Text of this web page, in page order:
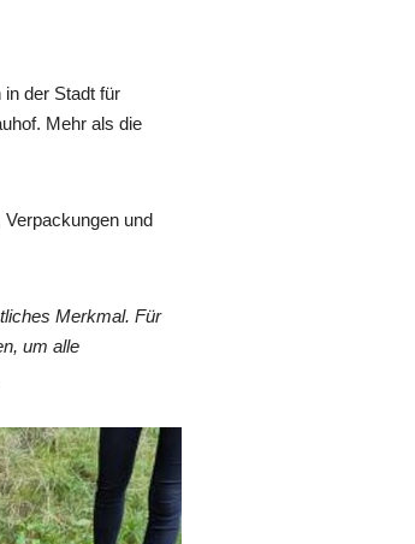
der Stadt für
Mehr als die
und
Merkmal. Für
um alle